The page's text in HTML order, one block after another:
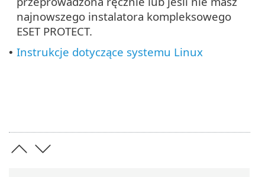
najnowszego instalatora kompleksowego
ESET PROTECT.
• Instrukcje dotyczące systemu Linux